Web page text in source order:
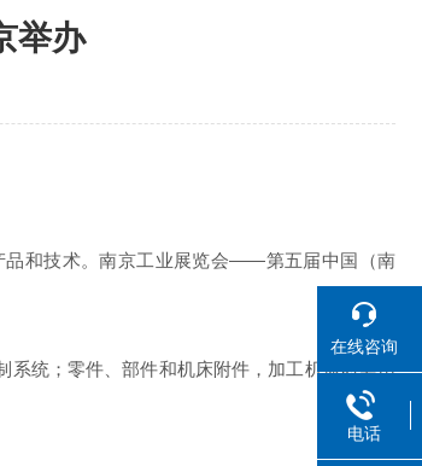
举办
品和技术。南京工业展览会——第五届中国（南
系统；零件、部件和机床附件，加工机床时会用
在线咨询
电话